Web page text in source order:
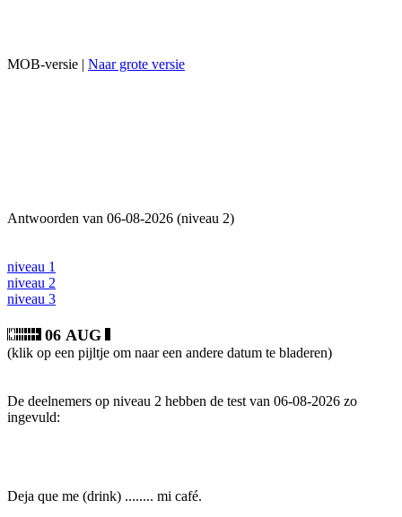
MOB-versie | Naar grote versie
Antwoorden van 06-08-2026 (niveau 2)
niveau 1
niveau 2
niveau 3
06 AUG
(klik op een pijltje om naar een andere datum te bladeren)
De deelnemers op niveau 2 hebben de test van 06-08-2026 zo
ingevuld:
Deja que me (drink) ........ mi café.